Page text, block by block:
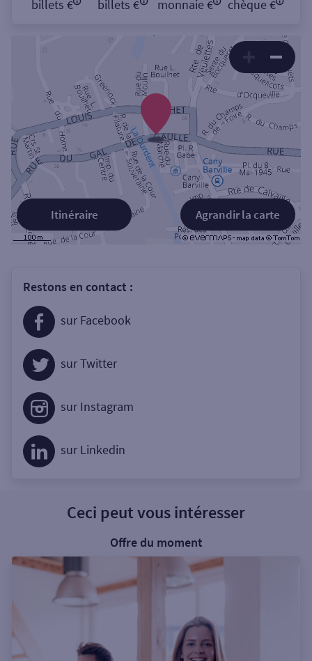
billets €
billets €
monnaie €
chèque €
Agrandir la carte
Itinéraire
Restons en contact :
sur Facebook
sur Twitter
sur Instagram
sur Linkedin
Ceci peut vous intéresser
Offre du moment